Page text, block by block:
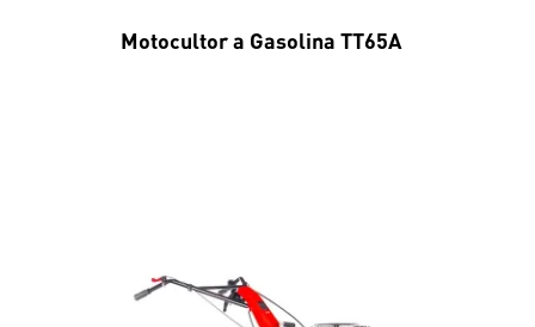
Motocultor a Gasolina TT65A